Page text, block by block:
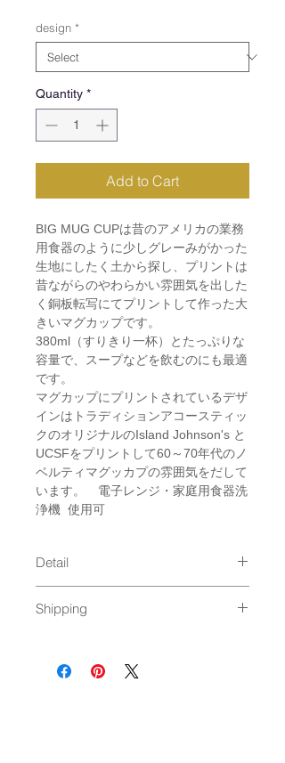
design *
Quantity *
Add to Cart
BIG MUG CUPは昔のアメリカの業務
用食器のように少しグレーみがかった
生地にしたく土から探し、プリントは
昔ながらのやわらかい雰囲気を出した
く銅板転写にてプリントして作った大
きいマグカップです。
380ml（すりきり一杯）とたっぷりな
容量で、スープなどを飲むのにも最適
です。
マグカップにプリントされているデザ
インはトラディションアコースティッ
クのオリジナルのIsland Johnson's と
UCSFをプリントして60～70年代のノ
ベルティマグッカプの雰囲気をだして
います。 電子レンジ・家庭用食器洗
浄機 使用可
Detail
material : new bornchina
Shipping